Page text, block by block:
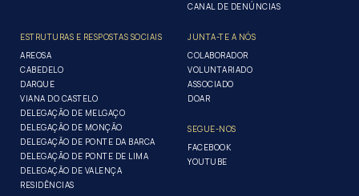
CANAL DE DENÚNCIAS
ESTRUTURAS E RESPOSTAS SOCIAIS
AREOSA
CABEDELO
DARQUE
VIANA DO CASTELO
DELEGAÇÃO DE MELGAÇO
DELEGAÇÃO DE MONÇÃO
DELEGAÇÃO DE PONTE DA BARCA
DELEGAÇÃO DE PONTE DE LIMA
DELEGAÇÃO DE VALENÇA
RESIDÊNCIAS
JUNTA-TE A NÓS
COLABORADOR
VOLUNTARIADO
ASSOCIADO
DOAR
SEGUE-NOS
FACEBOOK
YOUTUBE